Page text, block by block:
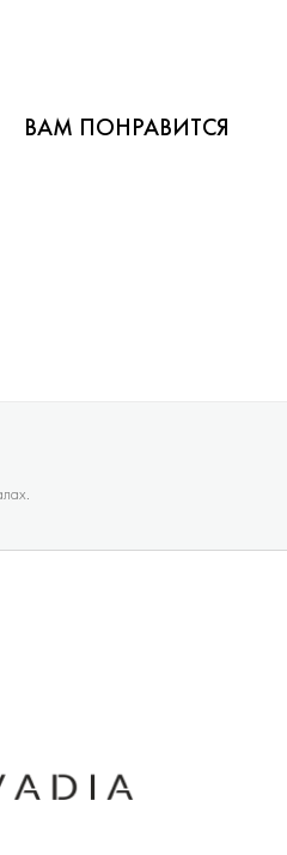
ВАМ ПОНРАВИТСЯ